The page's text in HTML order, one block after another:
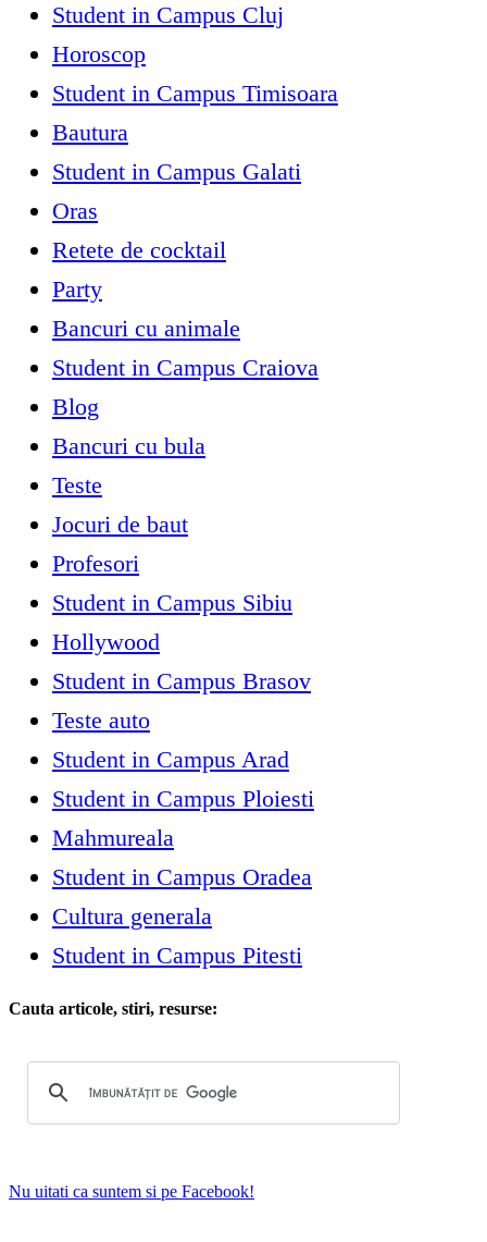
Student in Campus Cluj
Horoscop
Student in Campus Timisoara
Bautura
Student in Campus Galati
Oras
Retete de cocktail
Party
Bancuri cu animale
Student in Campus Craiova
Blog
Bancuri cu bula
Teste
Jocuri de baut
Profesori
Student in Campus Sibiu
Hollywood
Student in Campus Brasov
Teste auto
Student in Campus Arad
Student in Campus Ploiesti
Mahmureala
Student in Campus Oradea
Cultura generala
Student in Campus Pitesti
Cauta articole, stiri, resurse:
Nu uitati ca suntem si pe Facebook!